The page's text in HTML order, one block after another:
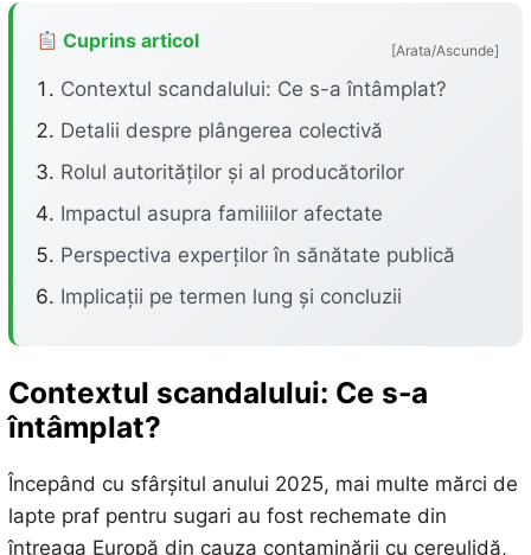
Cuprins articol [Arata/Ascunde]
Contextul scandalului: Ce s-a întâmplat?
Detalii despre plângerea colectivă
Rolul autorităților și al producătorilor
Impactul asupra familiilor afectate
Perspectiva experților în sănătate publică
Implicații pe termen lung și concluzii
Contextul scandalului: Ce s-a
întâmplat?
Începând cu sfârșitul anului 2025, mai multe mărci de
lapte praf pentru sugari au fost rechemate din
întreaga Europă din cauza contaminării cu cereulidă,